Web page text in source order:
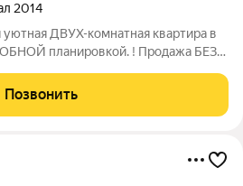
2014
ДВУХ-комнатная квартира в
планировкой. ! Продажа БЕЗ
нашего агентства
р. Будем
Позвонить